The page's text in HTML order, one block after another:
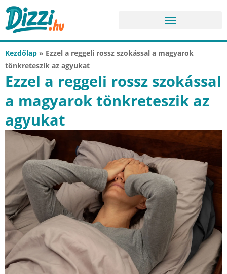
Kezdőlap » Ezzel a reggeli rossz szokással a magyarok
tönkreteszik az agyukat
Ezzel a reggeli rossz szokással
a magyarok tönkreteszik az
agyukat